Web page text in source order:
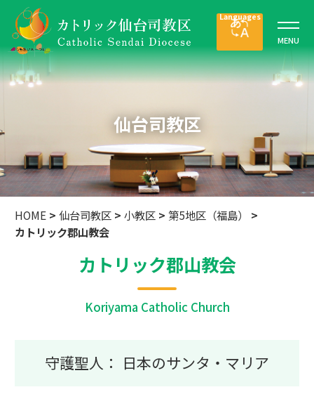
仙台司教区
HOME > 仙台司教区 > 小教区 > 第5地区（福島）
>
カトリック郡山教会
カトリック郡山教会
Koriyama Catholic Church
守護聖人： 日本のサンタ・マリア